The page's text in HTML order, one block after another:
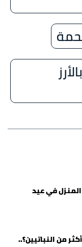
المنزل في عيد
من النباتيين؟..